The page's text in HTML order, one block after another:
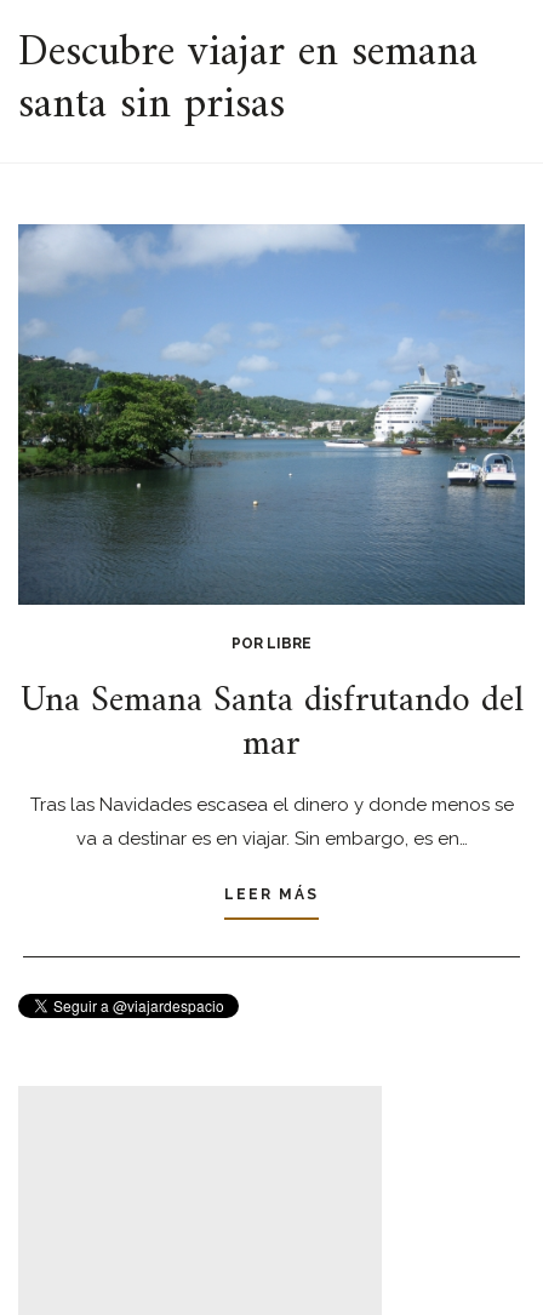
ESPACIO
Descubre viajar en semana
santa sin prisas
POR LIBRE
Una Semana Santa disfrutando del
mar
Tras las Navidades escasea el dinero y donde menos se
va a destinar es en viajar. Sin embargo, es en…
LEER MÁS